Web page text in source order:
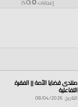
إعجابات: (
%)
منتدى قضايا الأمة || الفقرة
التفاعلية
التاريخ: 08/04/2026